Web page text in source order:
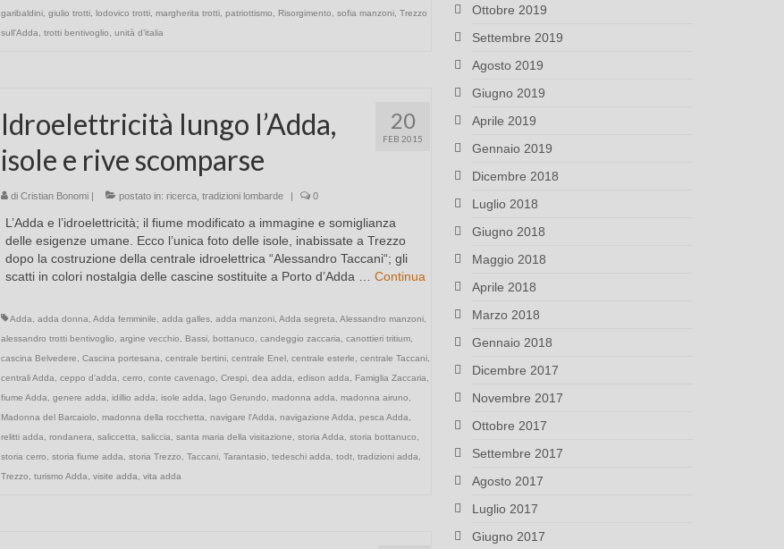
garibaldini, giulio trotti, lodovico trotti, margherita trotti, patriottismo Risorgimento sofia manzoni, Trezzo
sull'Adda
trotti bentivoglio unità d’italia
20
FEB 2015
Idroelettricità lungo l’Adda,
isole e rive scomparse
di Cristian Bonomi| postato in: ricerca, tradizioni lombarde | 0
L’Adda e l’idroelettricità; il fiume modificato a immagine e somiglianza
delle esigenze umane. Ecco l’unica foto delle isole, inabissate a Trezzo
dopo la costruzione della centrale idroelettrica “Alessandro Taccani“; gli
scatti in colori nostalgia delle cascine sostituite a Porto d’Adda … Continua
Adda adda donna Adda femminile adda galles, adda manzoni, Adda segreta Alessandro manzoni,
alessandro trotti bentivoglio
argine vecchio Bassi, bottanuco candeggio zaccaria canottieri tritium,
cascina Belvedere
Cascina portesana centrale bertini, centrale Enel, centrale esterle centrale Taccani,
centrali Adda
ceppo d’adda cerro conte cavenago Crespi, dea adda edison adda Famiglia Zaccaria
fiume Adda
genere adda idillio adda isole adda lago Gerundo madonna adda madonna airuno
Madonna del Barcaiolo
madonna della rocchetta navigare l'Adda navigazione Adda pesca Adda
relitti adda
rondanera saliccetta saliccia santa maria della visitazione storia Adda storia bottanuco
storia cerro
storia fiume adda storia Trezzo Taccani, Tarantasio tedeschi adda todt, tradizioni adda
Trezzo
turismo Adda visite adda vita adda
Ottobre 2019
Settembre 2019
Agosto 2019
Giugno 2019
Aprile 2019
Gennaio 2019
Dicembre 2018
Luglio 2018
Giugno 2018
Maggio 2018
Aprile 2018
Marzo 2018
Gennaio 2018
Dicembre 2017
Novembre 2017
Ottobre 2017
Settembre 2017
Agosto 2017
Luglio 2017
Giugno 2017